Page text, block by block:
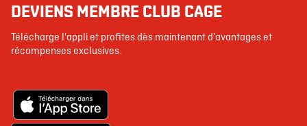
DEVIENS MEMBRE CLUB CAGE
Télécharge l'appli et profites dès maintenant d’avantages et
récompenses exclusives.